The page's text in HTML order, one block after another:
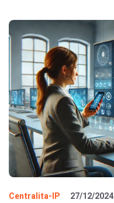
Centralita-IP 27/12/2024